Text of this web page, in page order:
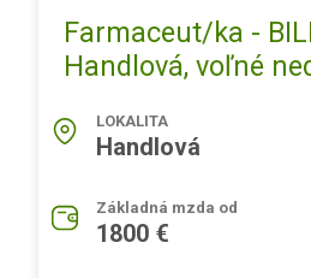
Farmaceut/ka -
Handlová, voľné
LOKALITA
Handlová
Základná mzda od
1800 €